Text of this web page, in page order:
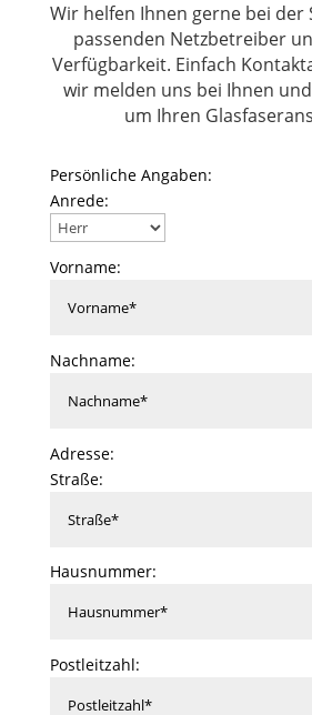
Wir helfen Ihnen gerne bei der
passenden Netzbetreiber
Verfügbarkeit. Einfach
wir melden uns bei Ihnen
um Ihren
Persönliche Angaben:
Anrede:
Vorname:
Nachname:
Adresse:
Straße:
Hausnummer:
Postleitzahl: